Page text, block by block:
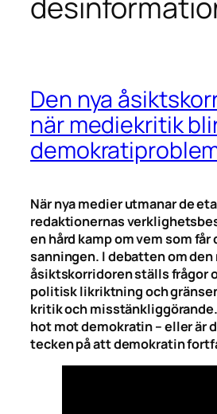
Den nya
när mediekritik
När nya medier utmanar de
redaktionernas
en hård kamp om vem som
sanningen. I debatten om den
åsiktskorridoren ställs frågor
politisk likriktning och
kritik och
hot mot demokratin – eller är
tecken på att demokratin